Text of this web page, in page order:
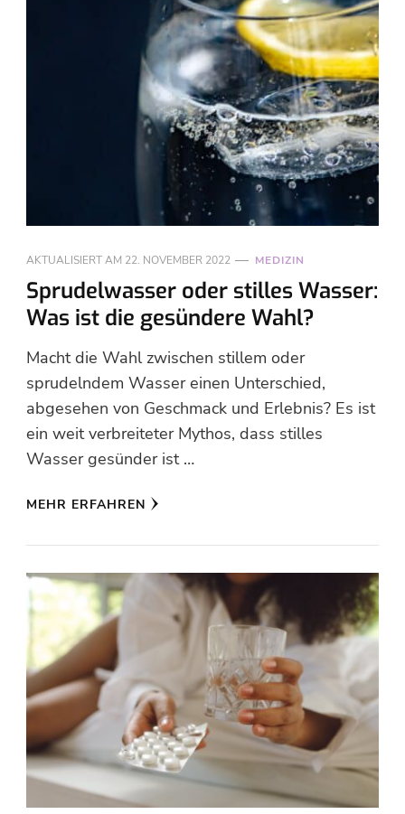
AKTUALISIERT AM 22. NOVEMBER 2022 MEDIZIN
Sprudelwasser oder stilles Wasser:
Was ist die gesündere Wahl?
Macht die Wahl zwischen stillem oder
sprudelndem Wasser einen Unterschied,
abgesehen von Geschmack und Erlebnis? Es ist
ein weit verbreiteter Mythos, dass stilles
Wasser gesünder ist …
MEHR ERFAHREN